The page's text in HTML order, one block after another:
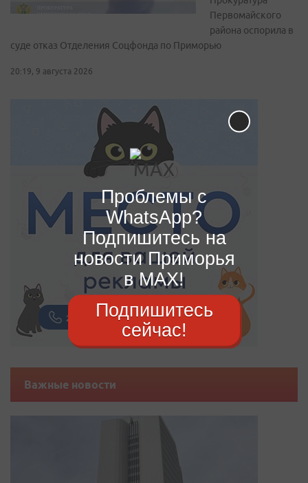
Первомайского
района оспорила в
суде отказ Отделения Соцфонда по Приморью
20:19, 9 августа 2026
Важные новости
Проблемы с
WhatsApp?
Подпишитесь на
новости Приморья
в MAX!
Подпишитесь
сейчас!